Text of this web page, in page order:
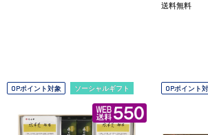
送料無料
OPポイント対象 ソーシャルギフト OPポイント